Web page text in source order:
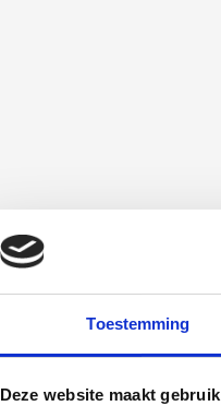
Toestemming
Deze website maakt